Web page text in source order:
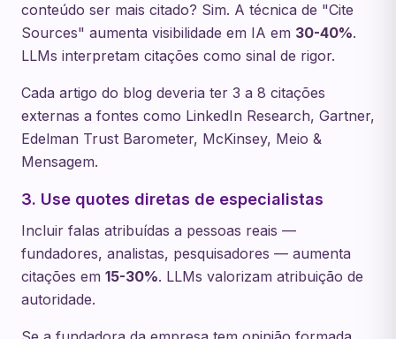
conteúdo ser mais citado? Sim. A técnica de "Cite
Sources" aumenta visibilidade em IA em 30-40%.
LLMs interpretam citações como sinal de rigor.
Cada artigo do blog deveria ter 3 a 8 citações
externas a fontes como LinkedIn Research, Gartner,
Edelman Trust Barometer, McKinsey, Meio &
Mensagem.
3. Use quotes diretas de especialistas
Incluir falas atribuídas a pessoas reais —
fundadores, analistas, pesquisadores — aumenta
citações em 15-30%. LLMs valorizam atribuição de
autoridade.